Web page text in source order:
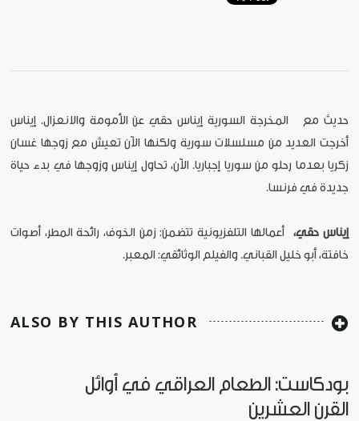
حديث مع المخرجة السورية إيناس حقي عن الأمومة والانعزال. إيناس
أخرجت العديد من مسلسلات سورية ولكنها الآن تعيش مع زوجها غسان
زكريا بعدما رحلو من سوريا إجباريا. الآن، تحاول إيناس وزوجها في بدء حياة
جديدة في فرنسا.
إيناس حقي،أعمالها التلفزيونية تتضمن: زمن الخوف، رائحة المطر، أصوات
خافتة، أبو خليل القباني. والفيلم الوثائقي: المعبر.
ALSO BY THIS AUTHOR
بودكاست: الطعام العراقي في أوائل
القرن العشرين